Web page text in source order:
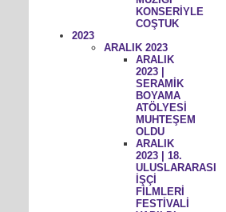
KONSERİYLE
COŞTUK
2023
ARALIK 2023
ARALIK
2023 |
SERAMİK
BOYAMA
ATÖLYESİ
MUHTEŞEM
OLDU
ARALIK
2023 | 18.
ULUSLARARASI
İŞÇİ
FİLMLERİ
FESTİVALİ